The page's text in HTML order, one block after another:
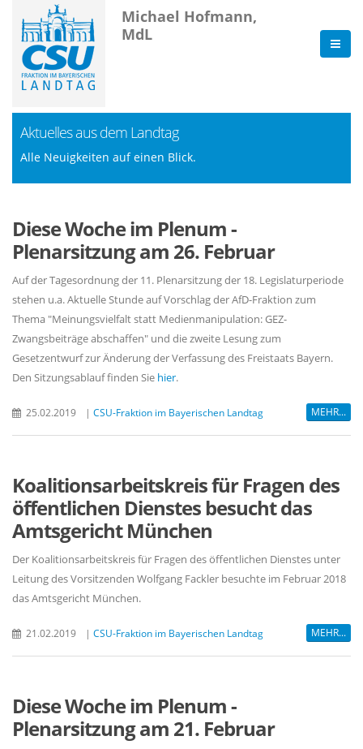
Michael Hofmann,
MdL
Aktuelles aus dem Landtag
Alle Neuigkeiten auf einen Blick.
Diese Woche im Plenum -
Plenarsitzung am 26. Februar
Auf der Tagesordnung der 11. Plenarsitzung der 18. Legislaturperiode
stehen u.a. Aktuelle Stunde auf Vorschlag der AfD-Fraktion zum
Thema "Meinungsvielfalt statt Medienmanipulation: GEZ-
Zwangsbeiträge abschaffen" und die zweite Lesung zum
Gesetzentwurf zur Änderung der Verfassung des Freistaats Bayern.
Den Sitzungsablauf finden Sie hier.
25.02.2019 | CSU-Fraktion im Bayerischen Landtag MEHR...
Koalitionsarbeitskreis für Fragen des
öffentlichen Dienstes besucht das
Amtsgericht München
Der Koalitionsarbeitskreis für Fragen des öffentlichen Dienstes unter
Leitung des Vorsitzenden Wolfgang Fackler besuchte im Februar 2018
das Amtsgericht München.
21.02.2019 | CSU-Fraktion im Bayerischen Landtag MEHR...
Diese Woche im Plenum -
Plenarsitzung am 21. Februar